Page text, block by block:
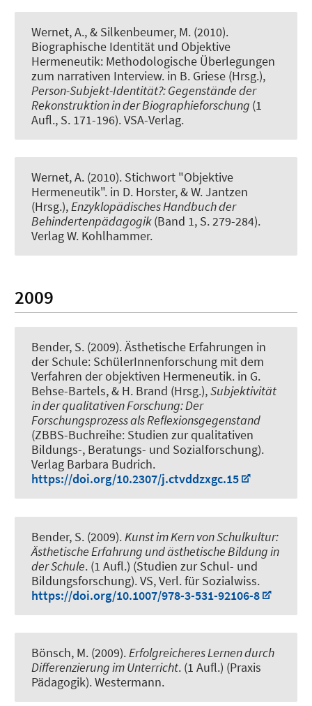
Wernet, A., & Silkenbeumer, M. (2010).
Biographische Identität und Objektive
Hermeneutik: Methodologische Überlegungen
zum narrativen Interview. in B. Griese (Hrsg.),
Person-Subjekt-Identität?: Gegenstände der
Rekonstruktion in der Biographieforschung (1
Aufl., S. 171-196). VSA-Verlag.
Wernet, A. (2010). Stichwort "Objektive
Hermeneutik". in D. Horster, & W. Jantzen
(Hrsg.),Enzyklopädisches Handbuch der
Behindertenpädagogik(Band 1, S. 279-284).
Verlag W. Kohlhammer.
2009
Bender, S. (2009).Ästhetische Erfahrungen in
der Schule: SchülerInnenforschung mit dem
Verfahren der objektiven Hermeneutik. in G.
Behse-Bartels, & H. Brand (Hrsg.),Subjektivität
in der qualitativen Forschung: Der
Forschungsprozess als Reflexionsgegenstand
(ZBBS-Buchreihe: Studien zur qualitativen
Bildungs-, Beratungs- und Sozialforschung).
Verlag Barbara Budrich.
https://doi.org/10.2307/j.ctvddzxgc.15
Bender, S. (2009). Kunst im Kern von Schulkultur:
Ästhetische Erfahrung und ästhetische Bildung in
der Schule. (1 Aufl.) (Studien zur Schul- und
Bildungsforschung). VS, Verl. für Sozialwiss.
https://doi.org/10.1007/978-3-531-92106-8
Bönsch, M. (2009).Erfolgreicheres Lernen durch
Differenzierung im Unterricht. (1 Aufl.) (Praxis
Pädagogik). Westermann.